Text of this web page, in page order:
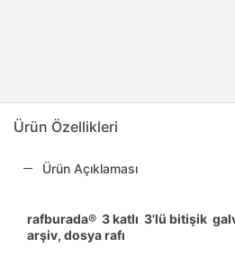
Ürün Özellikleri
Ürün Açıklaması
rafburada® 3 katlı 3'lü bitişik
arşiv, dosya rafı